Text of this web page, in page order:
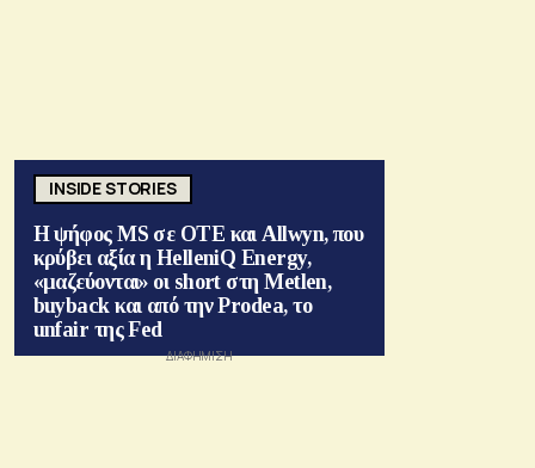
INSIDE STORIES
Η ψήφος MS σε ΟΤΕ και Allwyn, που
κρύβει αξία η HelleniQ Energy,
«μαζεύονται» οι short στη Metlen,
buyback και από την Prodea, το
unfair της Fed